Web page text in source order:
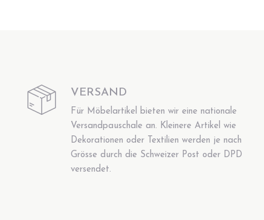
VERSAND
Für Möbelartikel bieten wir eine nationale
Versandpauschale an. Kleinere Artikel wie
Dekorationen oder Textilien werden je nach
Grösse durch die Schweizer Post oder DPD
versendet.